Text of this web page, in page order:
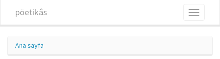
pöetikâs
Toggle
Ana sayfa